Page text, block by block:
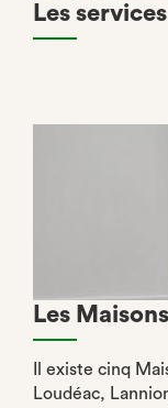
Les
Les
Il existe cinq
Loudéac,